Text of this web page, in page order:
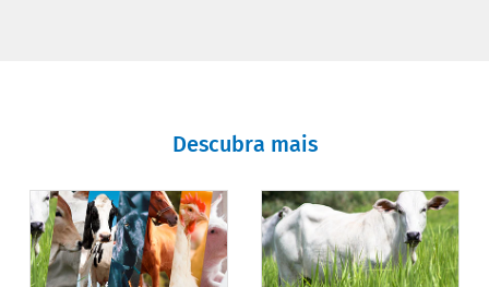
Descubra mais